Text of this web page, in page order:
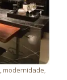
modernidade,